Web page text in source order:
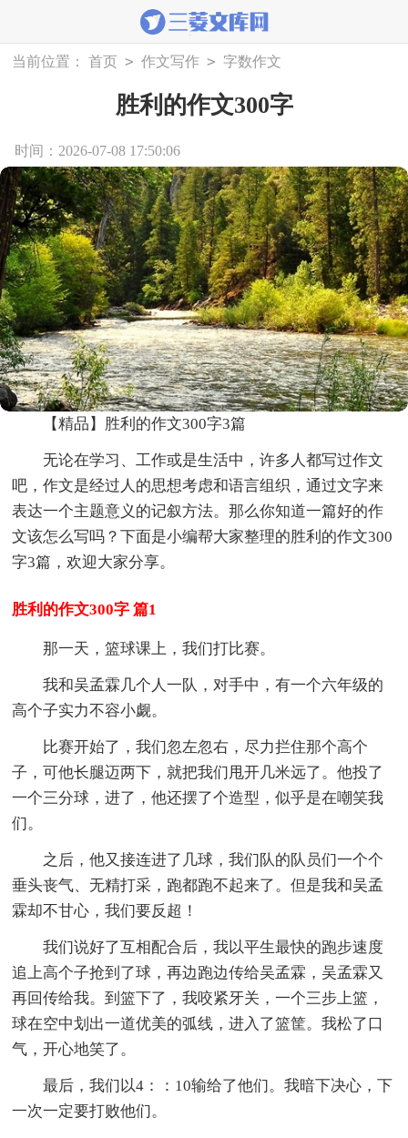
当前位置： 首页 > 作文写作 > 字数作文
胜利的作文300字
时间：2026-07-08 17:50:06
【精品】胜利的作文300字3篇
无论在学习、工作或是生活中，许多人都写过作文
吧，作文是经过人的思想考虑和语言组织，通过文字来
表达一个主题意义的记叙方法。那么你知道一篇好的作
文该怎么写吗？下面是小编帮大家整理的胜利的作文300
字3篇，欢迎大家分享。
胜利的作文300字 篇1
那一天，篮球课上，我们打比赛。
我和吴孟霖几个人一队，对手中，有一个六年级的
高个子实力不容小觑。
比赛开始了，我们忽左忽右，尽力拦住那个高个
子，可他长腿迈两下，就把我们甩开几米远了。他投了
一个三分球，进了，他还摆了个造型，似乎是在嘲笑我
们。
之后，他又接连进了几球，我们队的队员们一个个
垂头丧气、无精打采，跑都跑不起来了。但是我和吴孟
霖却不甘心，我们要反超！
我们说好了互相配合后，我以平生最快的跑步速度
追上高个子抢到了球，再边跑边传给吴孟霖，吴孟霖又
再回传给我。到篮下了，我咬紧牙关，一个三步上篮，
球在空中划出一道优美的弧线，进入了篮筐。我松了口
气，开心地笑了。
最后，我们以4：：10输给了他们。我暗下决心，下
一次一定要打败他们。